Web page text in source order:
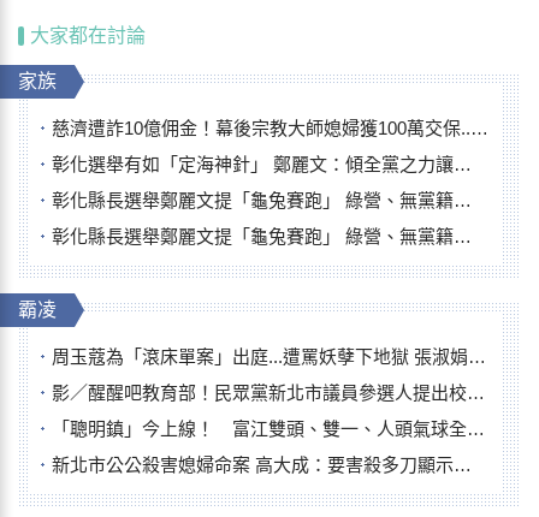
大家都在討論
家族
慈濟遭詐10億佣金！幕後宗教大師媳婦獲100萬交保...快步奔離不發一語
彰化選舉有如「定海神針」 鄭麗文：傾全黨之力讓彰化贏
彰化縣長選舉鄭麗文提「龜兔賽跑」 綠營、無黨籍忙否認是烏龜
彰化縣長選舉鄭麗文提「龜兔賽跑」 綠營、無黨籍忙否認是烏龜
霸凌
周玉蔻為「滾床單案」出庭...遭罵妖孽下地獄 張淑娟批：舌頭殺人有罪
影／醒醒吧教育部！民眾黨新北市議員參選人提出校園反毒防線升級政見
「聰明鎮」今上線！ 富江雙頭、雙一、人頭氣球全登場
新北市公公殺害媳婦命案 高大成：要害殺多刀顯示怨恨深